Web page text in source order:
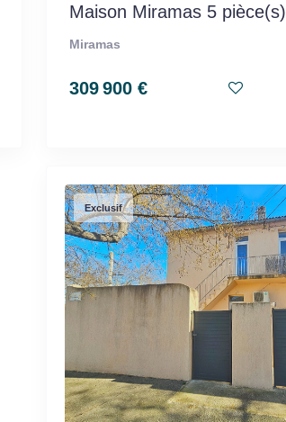
Maison Miramas 5 pièce(s)
Miramas
309 900 €
Exclusif